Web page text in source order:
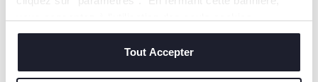
techniques, qui sont essentiels au service demandé.
Tout Accepter